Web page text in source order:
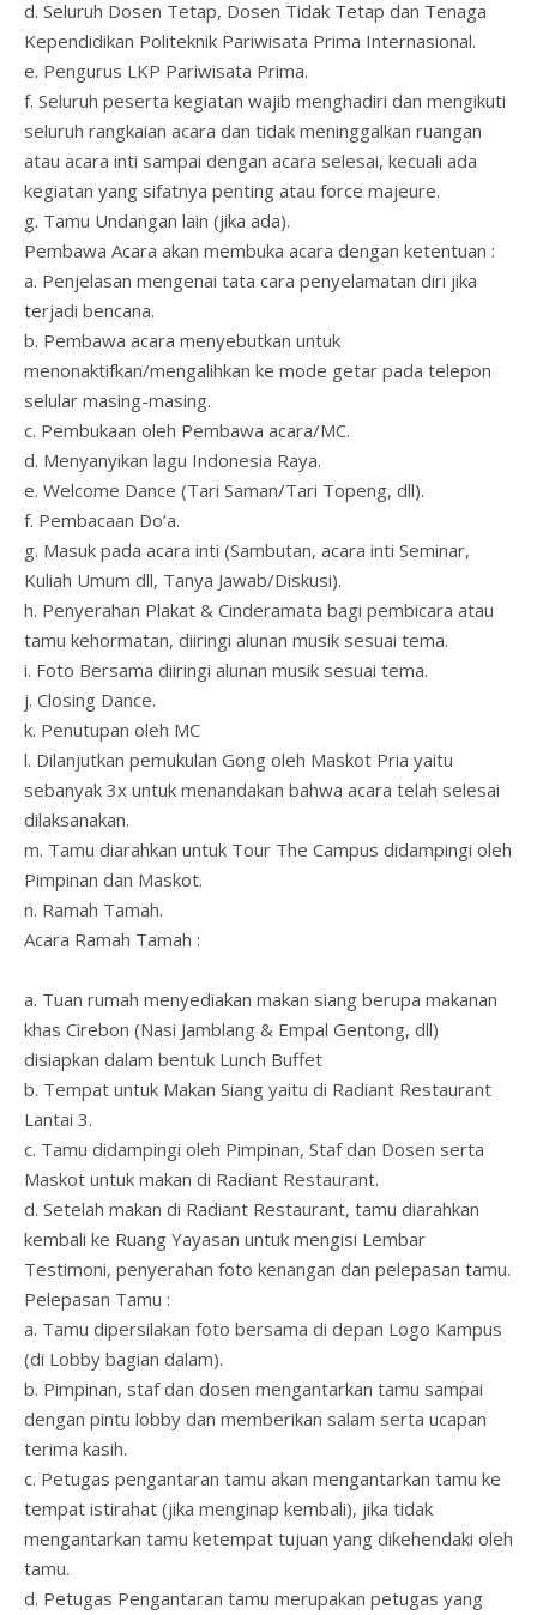
d. Seluruh Dosen Tetap, Dosen Tidak Tetap dan Tenaga
Kependidikan Politeknik Pariwisata Prima Internasional.
e. Pengurus LKP Pariwisata Prima.
f. Seluruh peserta kegiatan wajib menghadiri dan mengikuti
seluruh rangkaian acara dan tidak meninggalkan ruangan
atau acara inti sampai dengan acara selesai, kecuali ada
kegiatan yang sifatnya penting atau force majeure.
g. Tamu Undangan lain (jika ada).
Pembawa Acara akan membuka acara dengan ketentuan :
a. Penjelasan mengenai tata cara penyelamatan diri jika
terjadi bencana.
b. Pembawa acara menyebutkan untuk
menonaktifkan/mengalihkan ke mode getar pada telepon
selular masing-masing.
c. Pembukaan oleh Pembawa acara/MC.
d. Menyanyikan lagu Indonesia Raya.
e. Welcome Dance (Tari Saman/Tari Topeng, dll).
f. Pembacaan Do’a.
g. Masuk pada acara inti (Sambutan, acara inti Seminar,
Kuliah Umum dll, Tanya Jawab/Diskusi).
h. Penyerahan Plakat & Cinderamata bagi pembicara atau
tamu kehormatan, diiringi alunan musik sesuai tema.
i. Foto Bersama diiringi alunan musik sesuai tema.
j. Closing Dance.
k. Penutupan oleh MC
l. Dilanjutkan pemukulan Gong oleh Maskot Pria yaitu
sebanyak 3x untuk menandakan bahwa acara telah selesai
dilaksanakan.
m. Tamu diarahkan untuk Tour The Campus didampingi oleh
Pimpinan dan Maskot.
n. Ramah Tamah.
Acara Ramah Tamah :
a. Tuan rumah menyediakan makan siang berupa makanan
khas Cirebon (Nasi Jamblang & Empal Gentong, dll)
disiapkan dalam bentuk Lunch Buffet
b. Tempat untuk Makan Siang yaitu di Radiant Restaurant
Lantai 3.
c. Tamu didampingi oleh Pimpinan, Staf dan Dosen serta
Maskot untuk makan di Radiant Restaurant.
d. Setelah makan di Radiant Restaurant, tamu diarahkan
kembali ke Ruang Yayasan untuk mengisi Lembar
Testimoni, penyerahan foto kenangan dan pelepasan tamu.
Pelepasan Tamu :
a. Tamu dipersilakan foto bersama di depan Logo Kampus
(di Lobby bagian dalam).
b. Pimpinan, staf dan dosen mengantarkan tamu sampai
dengan pintu lobby dan memberikan salam serta ucapan
terima kasih.
c. Petugas pengantaran tamu akan mengantarkan tamu ke
tempat istirahat (jika menginap kembali), jika tidak
mengantarkan tamu ketempat tujuan yang dikehendaki oleh
tamu.
d. Petugas Pengantaran tamu merupakan petugas yang